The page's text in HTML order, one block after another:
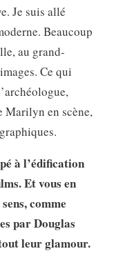
Je suis allé
Beaucoup
au grand-
Ce qui
Marilyn en scène,
à l’édification
Et vous en
comme
par Douglas
leur glamour.